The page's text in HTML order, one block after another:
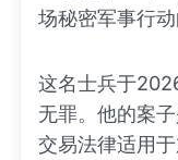
场秘密军事行动
这名士兵于
无罪。他的案
交易法律适用